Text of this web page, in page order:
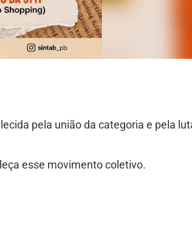
pela união da categoria e pela
esse movimento coletivo.